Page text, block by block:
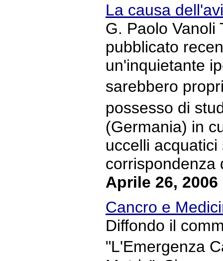
La causa
G. Paolo Vanoli
pubblicato
un'inquietante
sarebbero
possesso di
(Germania) in
uccelli
corrispondenza
Aprile 26, 2006
Cancro e
Diffondo il
"L'Emergenza